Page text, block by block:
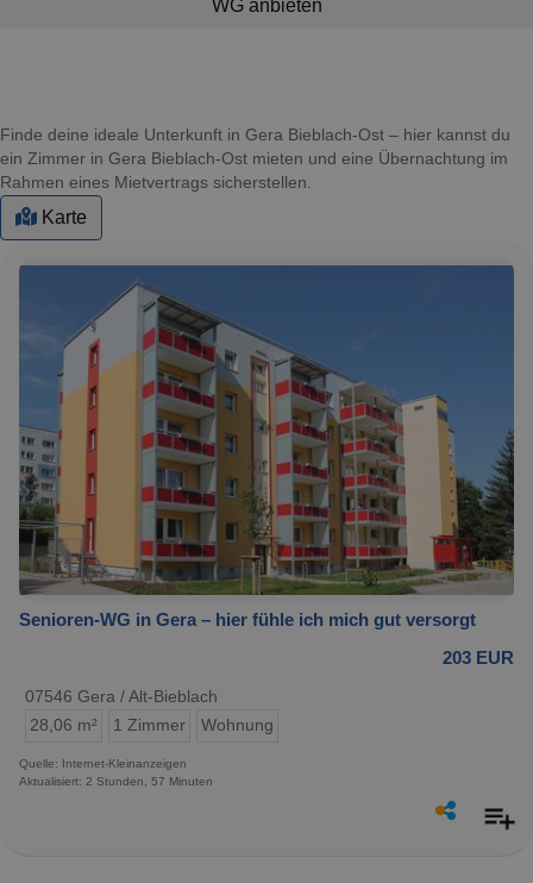
WG anbieten
Finde deine ideale Unterkunft in Gera Bieblach-Ost – hier kannst du
ein Zimmer in Gera Bieblach-Ost mieten und eine Übernachtung im
Rahmen eines Mietvertrags sicherstellen.
Karte
Senioren-WG in Gera – hier fühle ich mich gut versorgt
203 EUR
07546 Gera / Alt-Bieblach
28,06 m²
1 Zimmer Wohnung
Quelle: Internet-Kleinanzeigen
Aktualisiert: 2 Stunden, 57 Minuten